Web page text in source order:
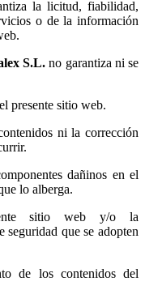
la licitud, fiabilidad,
o de la información
no garantiza ni se
presente sitio web.
ni la corrección
dañinos en el
lo alberga.
sitio web y/o la
seguridad que se adopten
de los contenidos del